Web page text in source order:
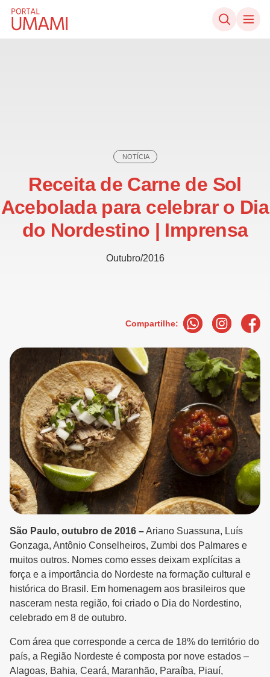
Ir direto ao conteúdo
NOTÍCIA
Receita de Carne de Sol
Acebolada para celebrar o Dia
do Nordestino | Imprensa
Outubro/2016
Compartilhe:
São Paulo, outubro de 2016 –Ariano Suassuna, Luís
Gonzaga, Antônio Conselheiros, Zumbi dos Palmares e
muitos outros. Nomes como esses deixam explícitas a
força e a importância do Nordeste na formação cultural e
histórica do Brasil. Em homenagem aos brasileiros que
nasceram nesta região, foi criado o Dia do Nordestino,
celebrado em 8 de outubro.
Com área que corresponde a cerca de 18% do território do
país, a Região Nordeste é composta por nove estados –
Alagoas, Bahia, Ceará, Maranhão, Paraíba, Piauí,